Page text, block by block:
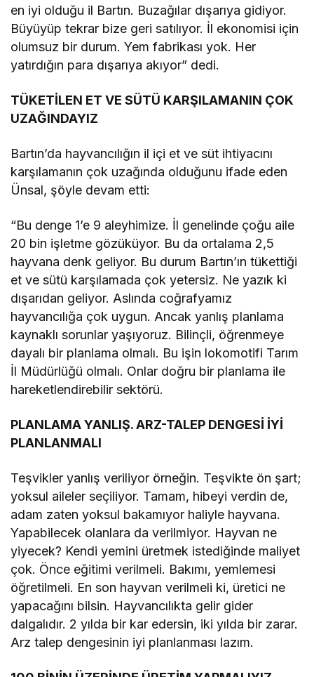
en iyi olduğu il Bartın. Buzağılar dışarıya gidiyor.
Büyüyüp tekrar bize geri satılıyor. İl ekonomisi için
olumsuz bir durum. Yem fabrikası yok. Her
yatırdığın para dışarıya akıyor” dedi.
TÜKETİLEN ET VE SÜTÜ KARŞILAMANIN ÇOK
UZAĞINDAYIZ
Bartın’da hayvancılığın il içi et ve süt ihtiyacını
karşılamanın çok uzağında olduğunu ifade eden
Ünsal, şöyle devam etti:
“Bu denge 1’e 9 aleyhimize. İl genelinde çoğu aile
20 bin işletme gözüküyor. Bu da ortalama 2,5
hayvana denk geliyor. Bu durum Bartın’ın tükettiği
et ve sütü karşılamada çok yetersiz. Ne yazık ki
dışarıdan geliyor. Aslında coğrafyamız
hayvancılığa çok uygun. Ancak yanlış planlama
kaynaklı sorunlar yaşıyoruz. Bilinçli, öğrenmeye
dayalı bir planlama olmalı. Bu işin lokomotifi Tarım
İl Müdürlüğü olmalı. Onlar doğru bir planlama ile
hareketlendirebilir sektörü.
PLANLAMA YANLIŞ. ARZ-TALEP DENGESİ İYİ
PLANLANMALI
Teşvikler yanlış veriliyor örneğin. Teşvikte ön şart;
yoksul aileler seçiliyor. Tamam, hibeyi verdin de,
adam zaten yoksul bakamıyor haliyle hayvana.
Yapabilecek olanlara da verilmiyor. Hayvan ne
yiyecek? Kendi yemini üretmek istediğinde maliyet
çok. Önce eğitimi verilmeli. Bakımı, yemlemesi
öğretilmeli. En son hayvan verilmeli ki, üretici ne
yapacağını bilsin. Hayvancılıkta gelir gider
dalgalıdır. 2 yılda bir kar edersin, iki yılda bir zarar.
Arz talep dengesinin iyi planlanması lazım.